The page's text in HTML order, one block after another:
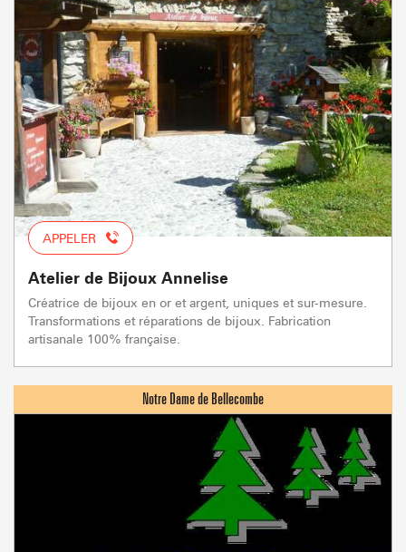
APPELER
Atelier de Bijoux Annelise
Créatrice de bijoux en or et argent, uniques et sur-mesure.
Transformations et réparations de bijoux. Fabrication
artisanale 100% française.